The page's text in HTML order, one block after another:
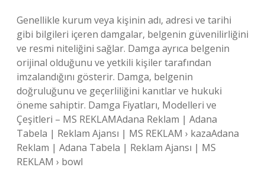
Genellikle kurum veya kişinin adı, adresi ve tarihi
gibi bilgileri içeren damgalar, belgenin güvenilirliğini
ve resmi niteliğini sağlar. Damga ayrıca belgenin
orijinal olduğunu ve yetkili kişiler tarafından
imzalandığını gösterir. Damga, belgenin
doğruluğunu ve geçerliliğini kanıtlar ve hukuki
öneme sahiptir. Damga Fiyatları, Modelleri ve
Çeşitleri – MS REKLAMAdana Reklam | Adana
Tabela | Reklam Ajansı | MS REKLAM › kazaAdana
Reklam | Adana Tabela | Reklam Ajansı | MS
REKLAM › bowl